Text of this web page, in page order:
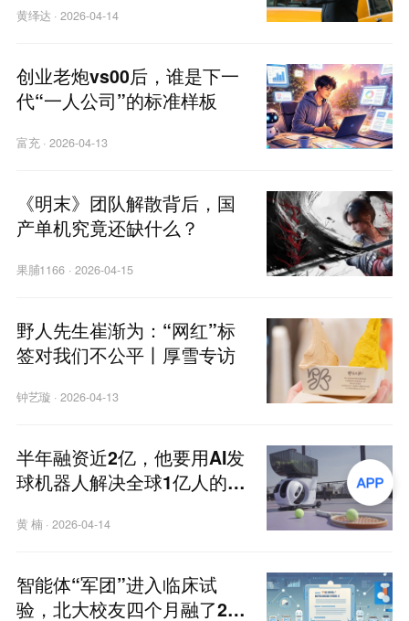
黄绎达 ·2026-04-14
创业老炮vs00后，谁是下一
代“一人公司”的标准样板
富充· 2026-04-13
《明末》团队解散背后，国
产单机究竟还缺什么？
果脯1166 · 2026-04-15
野人先生崔渐为：“网红”标
签对我们不公平丨厚雪专访
钟艺璇 ·2026-04-13
半年融资近2亿，他要用AI发
球机器人解决全球1亿人的训
黄 楠·2026-04-14
智能体“军团”进入临床试
验，北大校友四个月融了2亿